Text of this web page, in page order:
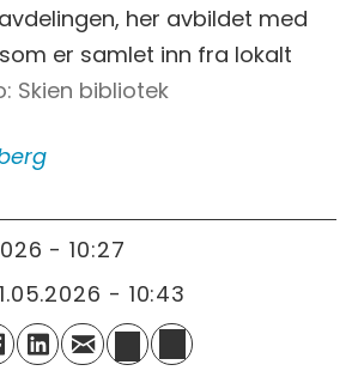
her avbildet med
er samlet inn fra lokalt
Skien bibliotek
- 10:27
21.05.2026 - 10:43